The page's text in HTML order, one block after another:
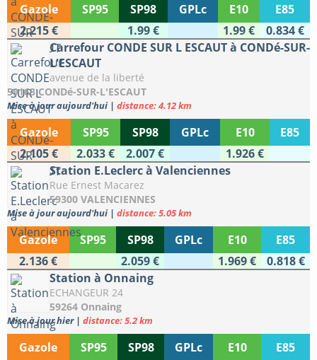
Gazole SP95 SP98 GPLc E10
E85
2.215 €
1.99 € 1.99 €
0.834 €
Carrefour CONDE SUR L ESCAUT à CONDé-SUR-
L'ESCAUT
avenue de la liberté
59163 CONDé-SUR-L'ESCAUT
Mise à jour aujourd'hui | distance: 4.12 km
Gazole SP95 SP98 GPLc E10
E85
2.105 €
2.033 € 2.007 €
1.926 €
Station E.Leclerc à Valenciennes
Rue Ernest Macarez
59300 VALENCIENNES
Mise à jour aujourd'hui | distance: 5.05 km
Gazole SP95 SP98 GPLc E10
E85
2.136 €
2.059 € 1.969 €
0.818 €
Station à Onnaing
ECHANGEUR 24
59264 Onnaing
Mise à jour hier | distance: 5.2 km
Gazole SP95 SP98 GPLc E10
E85